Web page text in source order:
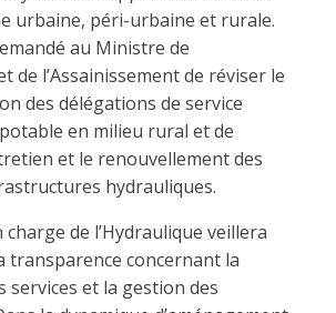
urbaine, péri-urbaine et rurale.
au Ministre de
de l’Assainissement de réviser le
des délégations de service
en milieu rural et de
et le renouvellement des
hydrauliques.
de l’Hydraulique veillera
transparence concernant la
services et la gestion des